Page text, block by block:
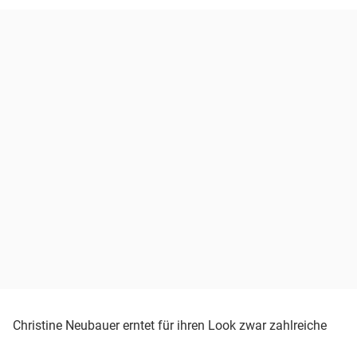
Christine Neubauer erntet für ihren Look zwar zahlreiche